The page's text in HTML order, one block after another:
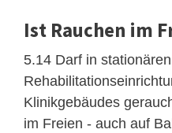
Ist Rauchen im
5.14 Darf in
Klinikgebäudes
im Freien - auch auf